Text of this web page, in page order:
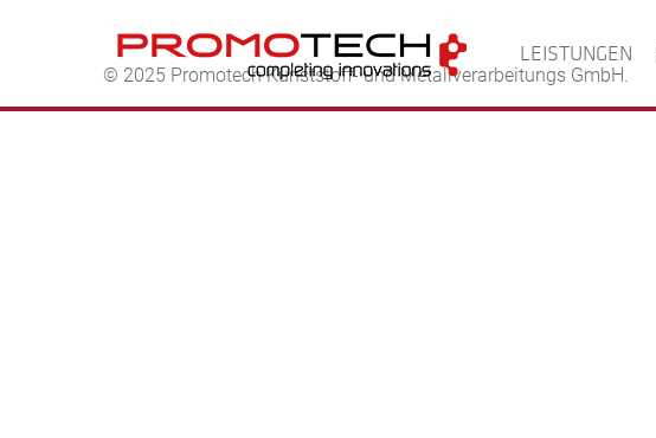
LEISTUNGEN
© 2025 Promotech Kunststoff- und Metallverarbeitungs GmbH.